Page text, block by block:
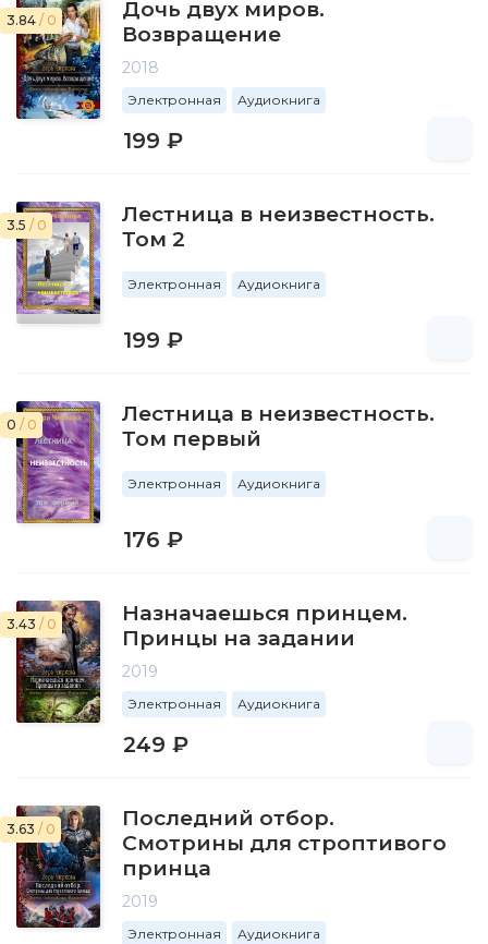
3.84 / 0
Дочь двух миров.
Возвращение
2018
Электронная Аудиокнига
199 ₽
3.5 / 0
Лестница в неизвестность.
Том 2
Электронная Аудиокнига
199 ₽
0 / 0
Лестница в неизвестность.
Том первый
Электронная Аудиокнига
176 ₽
3.43 / 0
Назначаешься принцем.
Принцы на задании
2019
Электронная Аудиокнига
249 ₽
3.63 / 0
Последний отбор.
Смотрины для строптивого
принца
2019
Электронная Аудиокнига